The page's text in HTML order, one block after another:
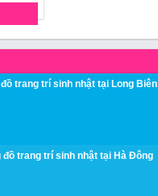
trang trí sinh nhật tại Long Biên
đồ trang trí sinh nhật tại Hà Đông